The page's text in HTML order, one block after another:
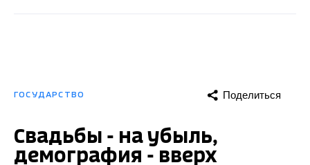
ГОСУДАРСТВО Поделиться
Свадьбы - на убыль,
демография - вверх